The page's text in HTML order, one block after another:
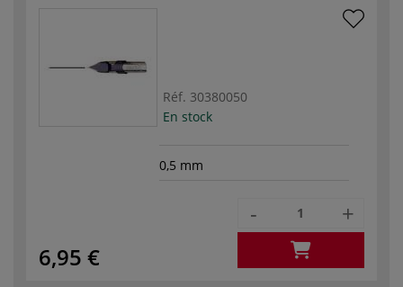
Réf. 30380050
En stock
0,5 mm
6,95 €
- +